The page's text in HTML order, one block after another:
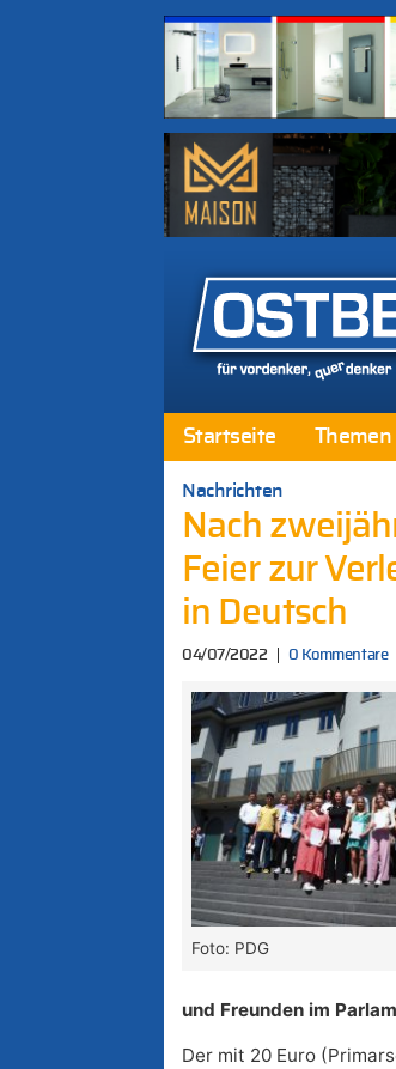
Startseite Themen
Nachrichten
Nach
Feier zur
in Deutsch
04/07/2022 0 Kommentare
Foto: PDG
und Freunden im
Der mit 20 Euro